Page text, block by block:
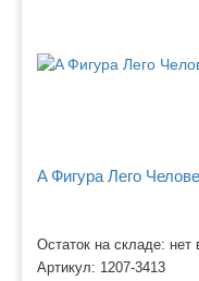
A Фигура Лего
Остаток на складе: нет
Артикул: 1207-3413